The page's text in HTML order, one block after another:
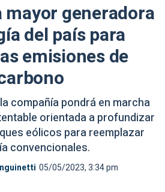
mayor generadora
del país para
emisiones de
compañía pondrá en marcha
orientada a profundizar
eólicos para reemplazar
convencionales.
05/05/2023, 3:34 pm